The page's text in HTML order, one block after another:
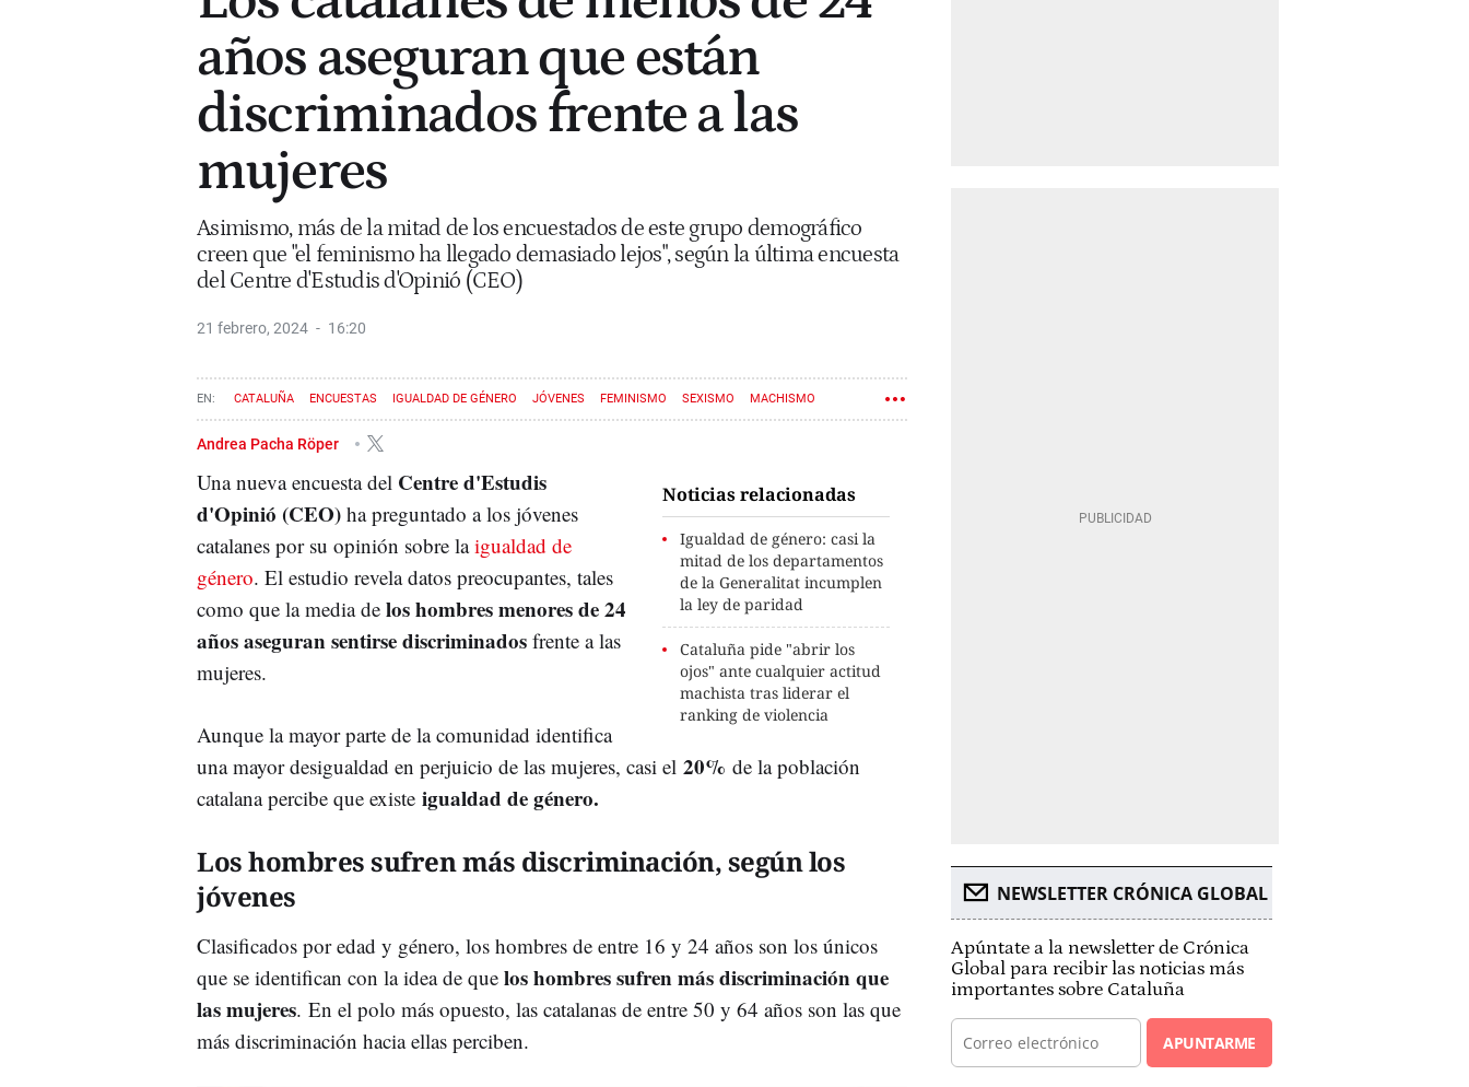
años aseguran que están
discriminados frente a las
mujeres
Asimismo, más de la mitad de los encuestados de este grupo demográfico
creen que "el feminismo ha llegado demasiado lejos", según la última encuesta
del Centre d'Estudis d'Opinió (CEO)
21 febrero, 2024 16:20
CATALUÑA ENCUESTAS IGUALDAD DE GÉNERO JÓVENES FEMINISMO SEXISMO MACHISMO
CENTRO DE ESTUDIOS DE OPINIÓN (CEO)
Andrea Pacha Röper
Noticias relacionadas
Igualdad de género: casi la
mitad de los departamentos
de la Generalitat incumplen
la ley de paridad
Cataluña pide "abrir los
ojos" ante cualquier actitud
machista tras liderar el
ranking de violencia
Una nueva encuesta del Centre d'Estudis
d'Opinió (CEO) ha preguntado a los jóvenes
catalanes por su opinión sobre laigualdad de
género. El estudio revela datos preocupantes, tales
como que la media de los hombres menores de 24
años aseguran sentirse discriminados frente a las
mujeres.
Aunque la mayor parte de la comunidad identifica
una mayor desigualdad en perjuicio de las mujeres, casi el 20% de la población
catalana percibe que existe igualdad de género.
Los hombres sufren más discriminación, según los
jóvenes
Clasificados por edad y género, los hombres de entre 16 y 24 años son los únicos
que se identifican con la idea de que los hombres sufren más discriminación que
las mujeres. En el polo más opuesto, las catalanas de entre 50 y 64 años son las que
más discriminación hacia ellas perciben.
NEWSLETTER CRÓNICA GLOBAL
Apúntate a la newsletter de Crónica
Global para recibir las noticias más
importantes sobre Cataluña
APUNTARME